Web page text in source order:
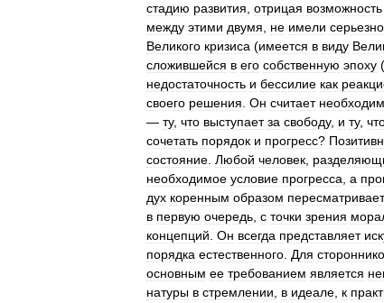
стадию развития отрицая возможность
между этими двумя не имели
Великого кризиса (имеется в виду
сложившейся в его собственную эпоху (
недостаточность и бессилие как
своего решения Он считает
— ту, что выступает за свободу, и ту,
сочетать порядок и прогресс?
состояние Любой человек
необходимое условие прогресса а
дух коренным образом пересматривает
в первую очередь с точки зрения
концепций Он всегда представляет
порядка естественного Для
основным ее требованием является
натуры в стремлении в идеале к